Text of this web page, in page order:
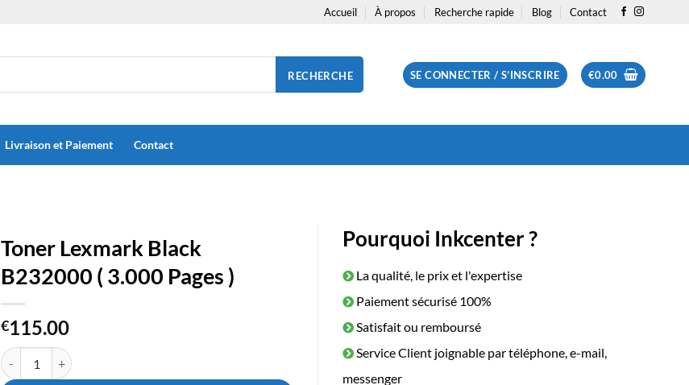
Accueil À propos Recherche rapide Blog Contact
RECHERCHE SE CONNECTER / S’INSCRIRE €0.00
Livraison et Paiement Contact
Toner Lexmark Black
B232000 ( 3.000 Pages )
€115.00
quantité de Toner Lexmark Black B232000 ( 3.000 Pages )
Pourquoi Inkcenter ?
La qualité, le prix et l'expertise
Paiement sécurisé 100%
Satisfait ou remboursé
Service Client joignable par téléphone, e-mail,
messenger